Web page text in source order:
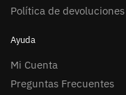
Política de devoluciones
Ayuda
Mi Cuenta
Preguntas Frecuentes